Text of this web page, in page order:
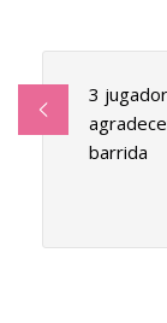
3
barrida